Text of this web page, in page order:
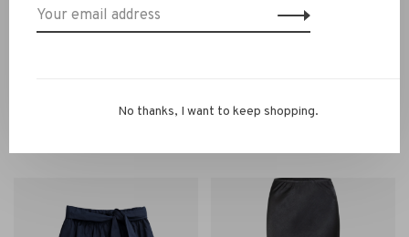
Drawstring Skirt fern green
No thanks, I want to keep shopping.